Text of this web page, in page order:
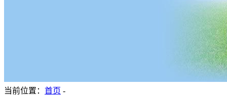
当前位置： 首页 -